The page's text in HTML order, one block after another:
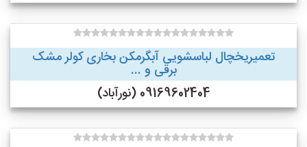
تعمیریخچال لباسشویی آبگرمکن بخاری کولر مشک
برقی و ...
09169602404 (نورآباد)